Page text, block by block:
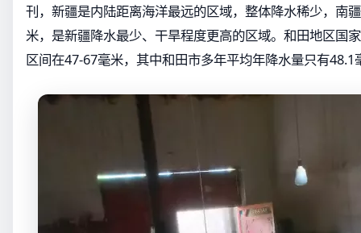
刊，新疆是内陆距离海洋最远的区域，整体降水稀少，南
米，是新疆降水最少、干旱程度更高的区域。和田地区国
区间在47-67毫米，其中和田市多年平均年降水量只有48.1